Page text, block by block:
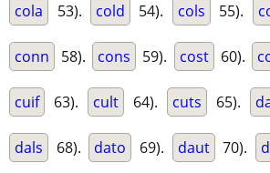
cola 53). cold 54). cols 55).
conn 58). cons 59). cost 60).
cuif 63). cult 64). cuts 65).
dals 68). dato 69). daut 70).